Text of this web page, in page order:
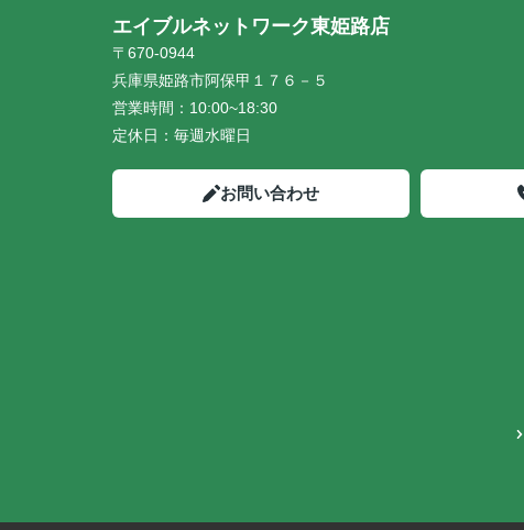
エイブルネットワーク東姫路店
〒670-0944
兵庫県姫路市阿保甲１７６－５
営業時間： 10:00~18:30
定休日： 毎週水曜日
お問い合わせ